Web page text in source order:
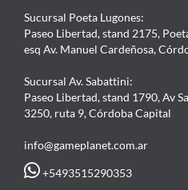
Sucursal Poeta Lugones:
Paseo Libertad, stand 2175,
esq Av. Manuel Cardeñosa,
Sucursal Av. Sabattini:
Paseo Libertad, stand 1790, Av
3250, ruta 9, Córdoba Capital
info@gameplanet.com.ar
+5493515290353